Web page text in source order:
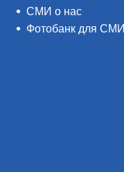
СМИ о нас
Фотобанк для СМИ